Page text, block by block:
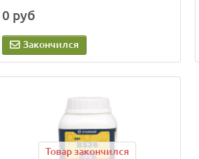
0 руб
Закончился
Товар закончился